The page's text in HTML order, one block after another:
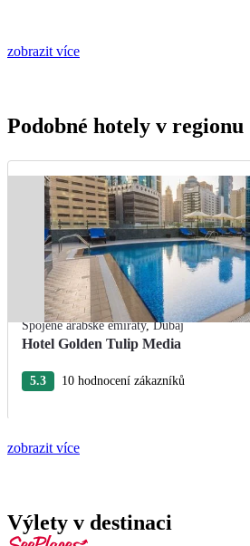
zobrazit více
Podobné hotely v regionu
Spojené arabské emiráty,Dubaj
Hotel Golden Tulip Media
5.3
10 hodnocení zákazníků
zobrazit více
Výlety v destinaci